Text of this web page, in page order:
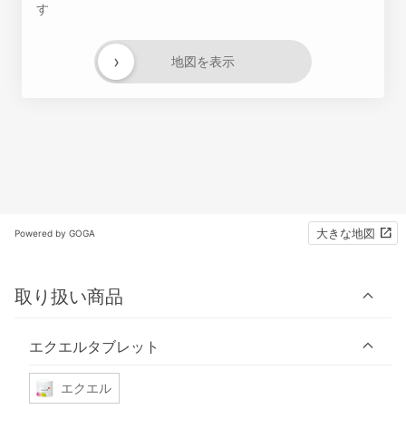
す
地図を表示
›
Powered by GOGA 大きな地図
取り扱い商品
エクエルタブレット
エクエル